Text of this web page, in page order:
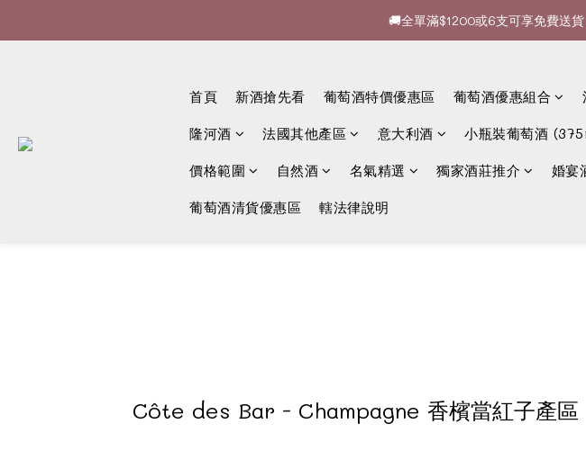
🚚全單滿$1200或6支可享免費送
🚚全單滿$1200或6支可享免費送
🚚全單滿$1200或6支可享免費送
首頁 新酒搶先看 葡萄酒特價優惠區 葡萄酒優惠組合
隆河酒 法國其他產區 意大利酒 小瓶裝葡萄酒
價格範圍 自然酒 名氣精選 獨家酒莊推介 婚宴
葡萄酒清貨優惠區 轄法律說明
Côte des Bar - Champagne 香檳當紅子產區